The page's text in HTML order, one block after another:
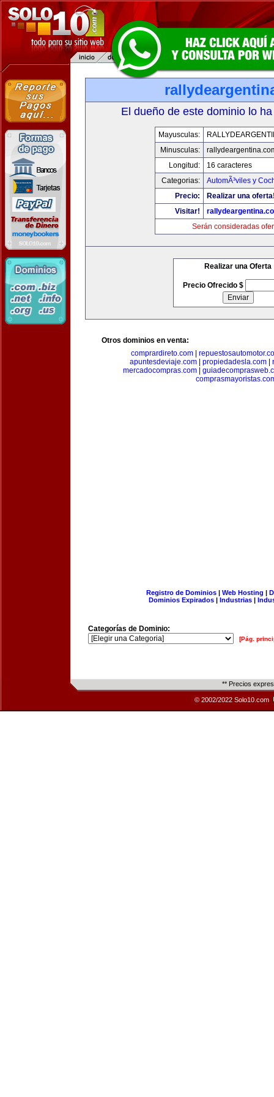
El dueño de este dominio lo
Mayusculas:
Minusculas:
Longitud:
16 caracteres
Categorias:
AutomÃ³viles y
Precio:
Realizar una
Visitar!
Serán consideradas
Realizar una Oferta
Precio Ofrecido $
Otros dominios en venta:
comprardireto.com
apuntesdeviaje.com
propiedadesla.com
mercadocompras.com|
Registro de Dominios| Web Hosting |
Dominios Expirados | Industrias |
Categorías de Dominio:
[Pág.
** Precios
© 2002/2022 Solo10.com